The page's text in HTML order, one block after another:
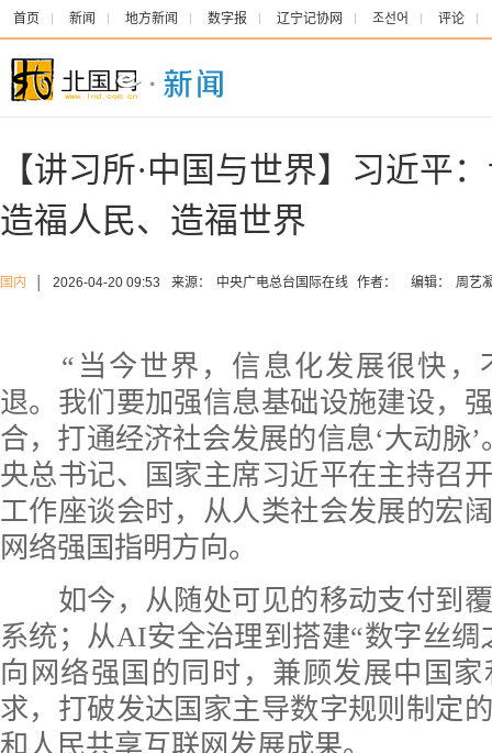
首页 新闻 地方新闻 数字报 辽宁记协网 조선어 评论
【讲习所·中国与世界】习近平
造福人民、造福世界
国内 2026-04-20 09:53 来源： 中央广电总台国际在线 作者： 编辑： 周艺
“当今世界，信息化发展很快，
退。我们要加强信息基础设施建设，
合，打通经济社会发展的信息‘大动脉
央总书记、国家主席习近平在主持召
工作座谈会时，从人类社会发展的宏
网络强国指明方向。
如今，从随处可见的移动支付到覆
系统；从AI安全治理到搭建“数字丝
向网络强国的同时，兼顾发展中国
求，打破发达国家主导数字规则制定
和人民共享互联网发展成果。